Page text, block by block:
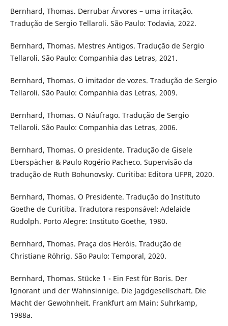
Bernhard, Thomas. Derrubar Árvores – uma irritação.
Tradução de Sergio Tellaroli. São Paulo: Todavia, 2022.
Bernhard, Thomas. Mestres Antigos. Tradução de Sergio
Tellaroli. São Paulo: Companhia das Letras, 2021.
Bernhard, Thomas. O imitador de vozes. Tradução de Sergio
Tellaroli. São Paulo: Companhia das Letras, 2009.
Bernhard, Thomas. O Náufrago. Tradução de Sergio
Tellaroli. São Paulo: Companhia das Letras, 2006.
Bernhard, Thomas. O presidente. Tradução de Gisele
Eberspächer & Paulo Rogério Pacheco. Supervisão da
tradução de Ruth Bohunovsky. Curitiba: Editora UFPR, 2020.
Bernhard, Thomas. O Presidente. Tradução do Instituto
Goethe de Curitiba. Tradutora responsável: Adelaide
Rudolph. Porto Alegre: Instituto Goethe, 1980.
Bernhard, Thomas. Praça dos Heróis. Tradução de
Christiane Röhrig. São Paulo: Temporal, 2020.
Bernhard, Thomas. Stücke 1 - Ein Fest für Boris. Der
Ignorant und der Wahnsinnige. Die Jagdgesellschaft. Die
Macht der Gewohnheit. Frankfurt am Main: Suhrkamp,
1988a.